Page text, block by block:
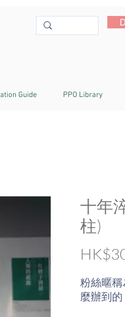
Guide PPO Library
十年
柱)
粉絲暱
麼辦到的